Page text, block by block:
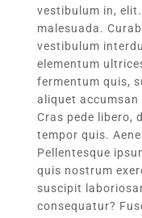
vestibulum in,
malesuada.
vestibulum
elementum
fermentum quis,
aliquet accumsan
Cras pede libero,
tempor quis.
Pellentesque
quis nostrum
suscipit
consequatur?